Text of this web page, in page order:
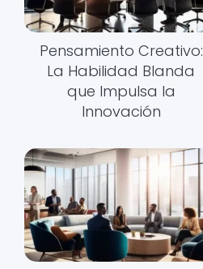
Pensamiento Creativo:
La Habilidad Blanda
que Impulsa la
Innovación